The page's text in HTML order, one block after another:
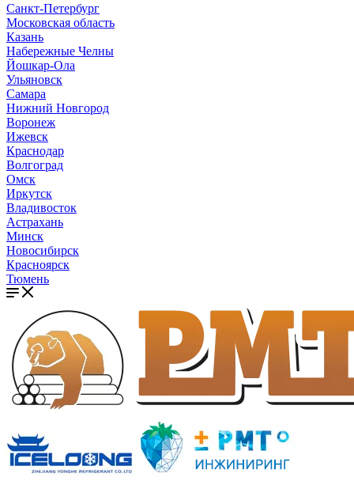
Санкт-Петербург
Московская область
Казань
Набережные Челны
Йошкар-Ола
Ульяновск
Самара
Нижний Новгород
Воронеж
Ижевск
Краснодар
Волгоград
Омск
Иркутск
Владивосток
Астрахань
Минск
Новосибирск
Красноярск
Тюмень